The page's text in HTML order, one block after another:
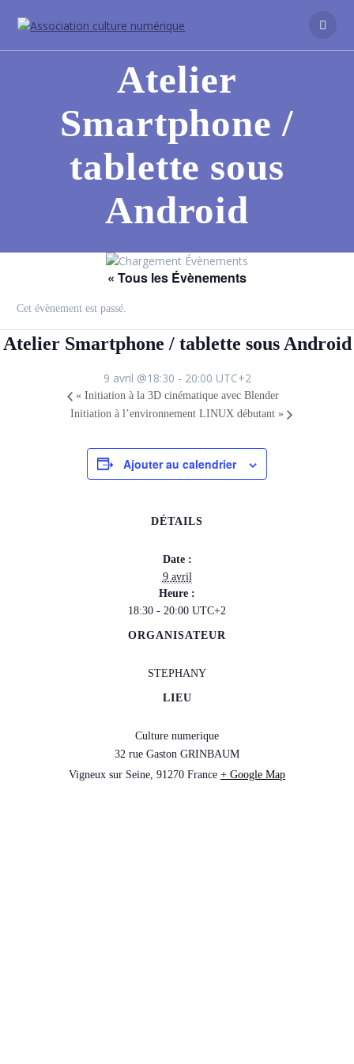
Atelier
Smartphone /
tablette sous
Android
« Tous les Évènements
Cet évènement est passé.
Atelier Smartphone / tablette sous Android
9 avril @18:30 - 20:00 UTC+2
«Initiation à la 3D cinématique avec Blender
Initiation à l’environnement LINUX débutant »
Ajouter au calendrier
DÉTAILS
Date :
9 avril
Heure :
18:30 - 20:00 UTC+2
ORGANISATEUR
STEPHANY
LIEU
Culture numerique
32 rue Gaston GRINBAUM
Vigneux sur Seine 91270 France + Google Map